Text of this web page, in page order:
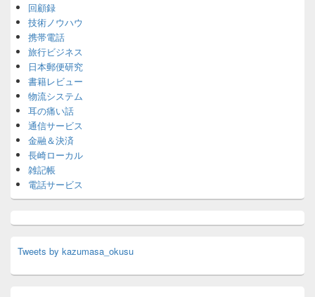
回顧録
技術ノウハウ
携帯電話
旅行ビジネス
日本郵便研究
書籍レビュー
物流システム
耳の痛い話
通信サービス
金融＆決済
長崎ローカル
雑記帳
電話サービス
Tweets by kazumasa_okusu